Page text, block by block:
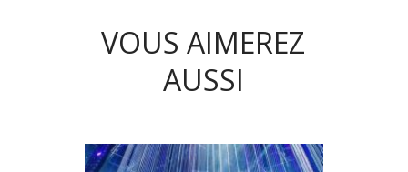
VOUS AIMEREZ
AUSSI